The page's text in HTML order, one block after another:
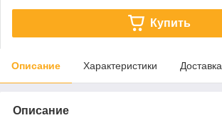
Купить
Описание Характеристики Доставка
Описание